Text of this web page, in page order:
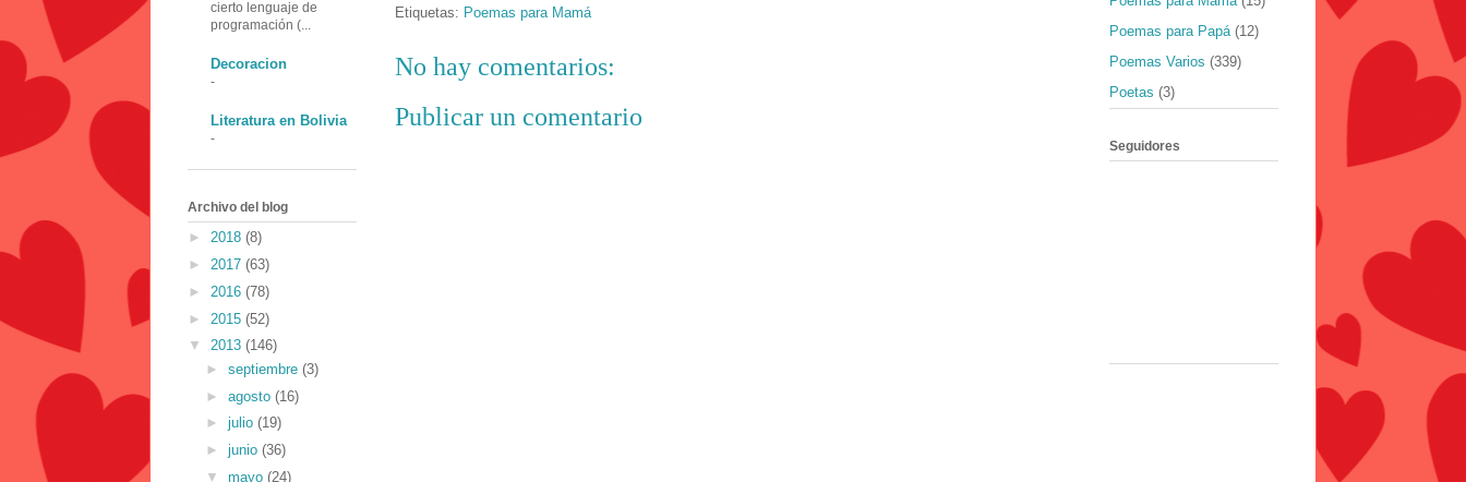
Etiquetas: Poemas para Mamá
No hay comentarios:
Publicar un comentario
cierto lenguaje de
programación (...
Decoracion
-
Literatura en Bolivia
-
Archivo del blog
► 2018 (8)
► 2017 (63)
► 2016 (78)
► 2015 (52)
▼ 2013 (146)
► septiembre (3)
► agosto (16)
► julio (19)
► junio (36)
▼ mayo (24)
Poemas para Papá (12)
Poemas Varios (339)
Poetas (3)
Seguidores